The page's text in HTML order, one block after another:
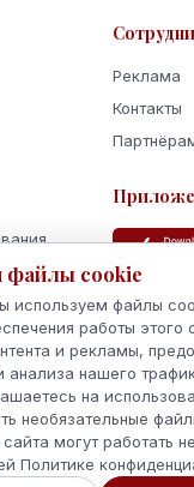
Реклама
Контакты
этики
файлы cookie
используем файлы
работы этого
и рекламы,
анализа нашего
на
необязательные
могут работать
Политике